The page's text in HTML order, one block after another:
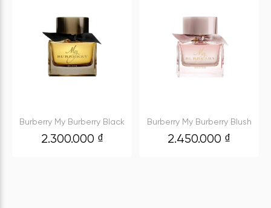
Burberry My Burberry Black
2.300.000 ₫
Burberry My Burberry Blush
2.450.000 ₫